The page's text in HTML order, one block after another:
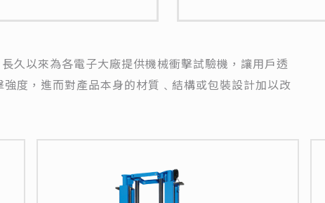
久以來為各電子大廠提供機械衝擊試驗機，讓用戶透
度，進而對產品本身的材質﹑結構或包裝設計加以改